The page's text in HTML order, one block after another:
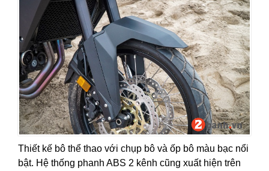
Thiết kế bô thể thao với chụp bô và ốp bô màu bạc nổi
bật. Hệ thống phanh ABS 2 kênh cũng xuất hiện trên